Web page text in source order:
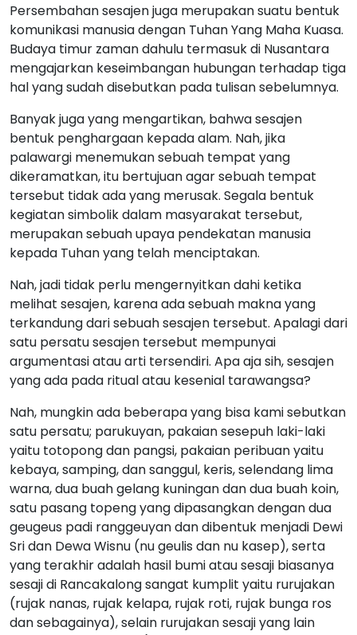
Persembahan sesajen juga merupakan suatu bentuk
komunikasi manusia dengan Tuhan Yang Maha Kuasa.
Budaya timur zaman dahulu termasuk di Nusantara
mengajarkan keseimbangan hubungan terhadap tiga
hal yang sudah disebutkan pada tulisan sebelumnya.
Banyak juga yang mengartikan, bahwa sesajen
bentuk penghargaan kepada alam. Nah, jika
palawargi menemukan sebuah tempat yang
dikeramatkan, itu bertujuan agar sebuah tempat
tersebut tidak ada yang merusak. Segala bentuk
kegiatan simbolik dalam masyarakat tersebut,
merupakan sebuah upaya pendekatan manusia
kepada Tuhan yang telah menciptakan.
Nah, jadi tidak perlu mengernyitkan dahi ketika
melihat sesajen, karena ada sebuah makna yang
terkandung dari sebuah sesajen tersebut. Apalagi dari
satu persatu sesajen tersebut mempunyai
argumentasi atau arti tersendiri. Apa aja sih, sesajen
yang ada pada ritual atau kesenial tarawangsa?
Nah, mungkin ada beberapa yang bisa kami sebutkan
satu persatu; parukuyan, pakaian sesepuh laki-laki
yaitu totopong dan pangsi, pakaian peribuan yaitu
kebaya, samping, dan sanggul, keris, selendang lima
warna, dua buah gelang kuningan dan dua buah koin,
satu pasang topeng yang dipasangkan dengan dua
geugeus padi ranggeuyan dan dibentuk menjadi Dewi
Sri dan Dewa Wisnu (nu geulis dan nu kasep), serta
yang terakhir adalah hasil bumi atau sesaji biasanya
sesaji di Rancakalong sangat kumplit yaitu rurujakan
(rujak nanas, rujak kelapa, rujak roti, rujak bunga ros
dan sebagainya), selain rurujakan sesaji yang lain